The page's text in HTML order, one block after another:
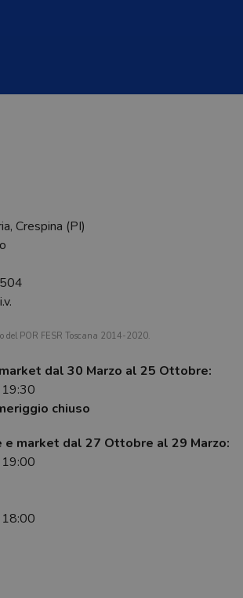
Crespina (PI)
del POR FESR Toscana 2014-2020.
dal 30 Marzo al 25 Ottobre:
chiuso
market dal 27 Ottobre al 29 Marzo: